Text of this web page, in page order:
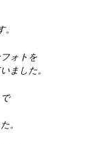
ォトを
ました。
。